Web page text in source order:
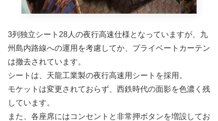
3列独立シート28人の夜行高速仕様となっていますが、九
州島内路線への運用を考慮してか、プライベートカーテン
は撤去されています。
シートは、天龍工業製の夜行高速用シートを採用。
モケットは変更されておらず、西鉄時代の面影を色濃く残
しています。
また、各座席にはコンセントと非常押ボタンを増設してお